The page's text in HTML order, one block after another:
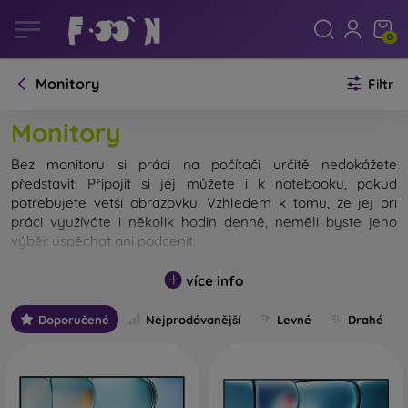
0
Monitory Filtr
Monitory
Bez monitoru si práci na počítači určitě nedokážete
představit. Připojit si jej můžete i k notebooku, pokud
potřebujete větší obrazovku. Vzhledem k tomu, že jej při
práci využíváte i několik hodin denně, neměli byste jeho
výběr uspěchat ani podcenit.
Při výběru monitoru byste měli klást důraz na
Velikost– Jde o první údaj, kterého si při výběru
pohybují přibližně od 20 do 32 palců. Zjednodušeně lze
více info
Doporučené Nejprodávanější Levné Drahé